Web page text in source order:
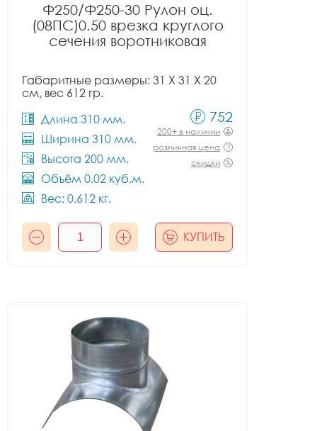
Ф250/Ф250-30 Рулон оц.
(08ПС)0.50 врезка круглого
сечения воротниковая
Габаритные размеры: 31 X 31 X 20
см, вес 612 гр.
Длина 310 мм.
Ширина 310 мм.
Высота 200 мм.
Объём 0.02 куб.м.
Вес: 0.612 кг.
752
200+ в наличии
розничная цена
скидки
КУПИТЬ